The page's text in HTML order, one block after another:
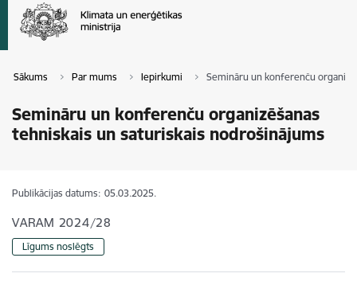
Sākums Par mums Iepirkumi Semināru un konferenču
Semināru un konferenču organizēšanas
tehniskais un saturiskais nodrošinājums
Publikācijas datums: 05.03.2025.
VARAM 2024/28
Līgums noslēgts